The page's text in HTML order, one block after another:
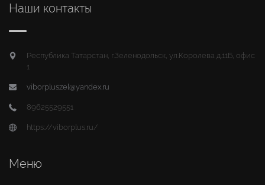
Наши контакты
Республика Татарстан, г.Зеленодольск, ул.Королева д.11Б, офис
1
viborpluszel@yandex.ru
89625529551
https://viborplus.ru/
Меню